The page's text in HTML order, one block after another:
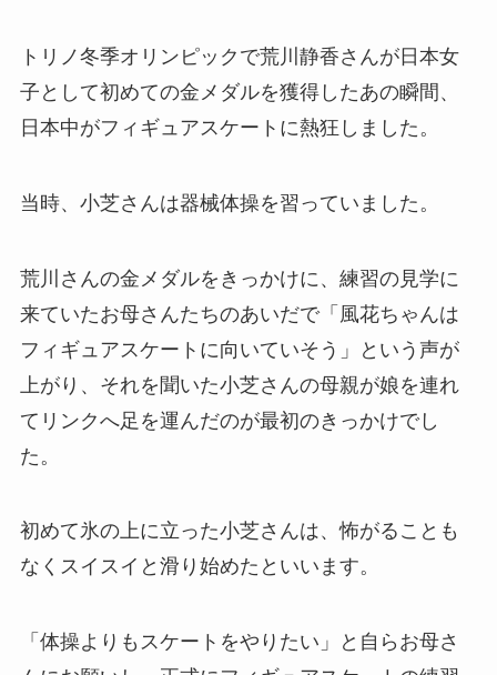
トリノ冬季オリンピックで荒川静香さんが日本女
子として初めての金メダルを獲得したあの瞬間、
日本中がフィギュアスケートに熱狂しました。
当時、小芝さんは器械体操を習っていました。
荒川さんの金メダルをきっかけに、練習の見学に
来ていたお母さんたちのあいだで「風花ちゃんは
フィギュアスケートに向いていそう」という声が
上がり、それを聞いた小芝さんの母親が娘を連れ
てリンクへ足を運んだのが最初のきっかけでし
た。
初めて氷の上に立った小芝さんは、怖がることも
なくスイスイと滑り始めたといいます。
「体操よりもスケートをやりたい」と自らお母さ